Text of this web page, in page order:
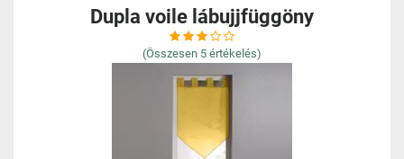
Dupla voile lábujjfüggöny
(Összesen 5 értékelés)